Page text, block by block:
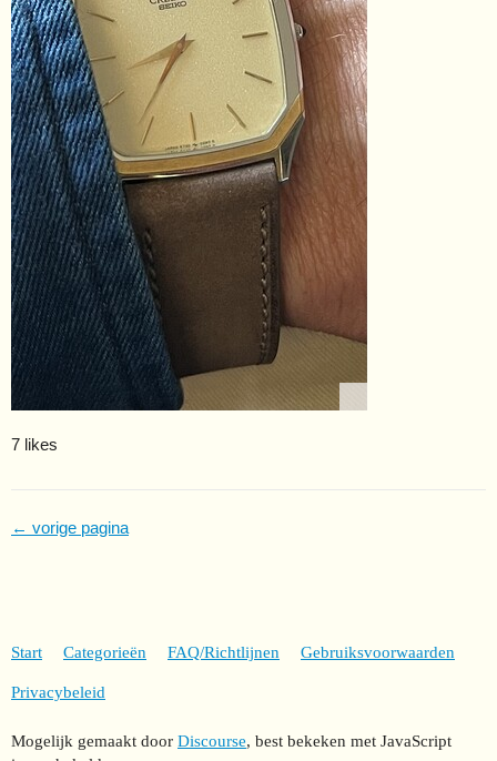
7 likes
← vorige pagina
Start Categorieën FAQ/Richtlijnen Gebruiksvoorwaarden
Privacybeleid
Mogelijk gemaakt door Discourse, best bekeken met JavaScript